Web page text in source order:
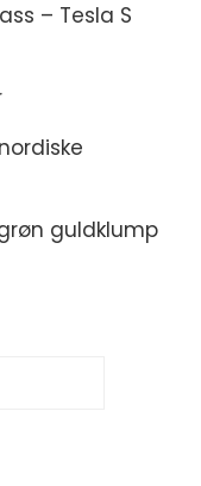
– Tesla S
guldklump